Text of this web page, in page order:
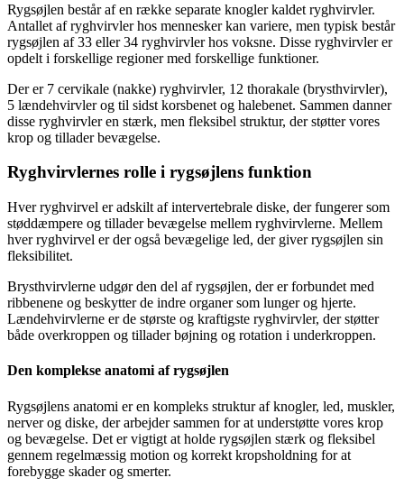
Rygsøjlen består af en række separate knogler kaldet ryghvirvler.
Antallet af ryghvirvler hos mennesker kan variere, men typisk består
rygsøjlen af 33 eller 34 ryghvirvler hos voksne. Disse ryghvirvler er
opdelt i forskellige regioner med forskellige funktioner.
Der er 7 cervikale (nakke) ryghvirvler, 12 thorakale (brysthvirvler),
5 lændehvirvler og til sidst korsbenet og halebenet. Sammen danner
disse ryghvirvler en stærk, men fleksibel struktur, der støtter vores
krop og tillader bevægelse.
Ryghvirvlernes rolle i rygsøjlens funktion
Hver ryghvirvel er adskilt af intervertebrale diske, der fungerer som
støddæmpere og tillader bevægelse mellem ryghvirvlerne. Mellem
hver ryghvirvel er der også bevægelige led, der giver rygsøjlen sin
fleksibilitet.
Brysthvirvlerne udgør den del af rygsøjlen, der er forbundet med
ribbenene og beskytter de indre organer som lunger og hjerte.
Lændehvirvlerne er de største og kraftigste ryghvirvler, der støtter
både overkroppen og tillader bøjning og rotation i underkroppen.
Den komplekse anatomi af rygsøjlen
Rygsøjlens anatomi er en kompleks struktur af knogler, led, muskler,
nerver og diske, der arbejder sammen for at understøtte vores krop
og bevægelse. Det er vigtigt at holde rygsøjlen stærk og fleksibel
gennem regelmæssig motion og korrekt kropsholdning for at
forebygge skader og smerter.